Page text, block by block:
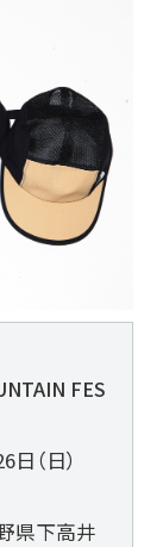
FES
日（日）
県下高井